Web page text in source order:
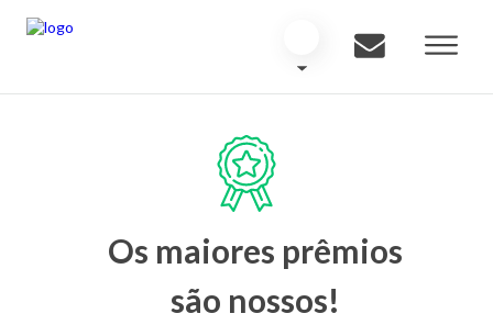
Os maiores prêmios
são nossos!